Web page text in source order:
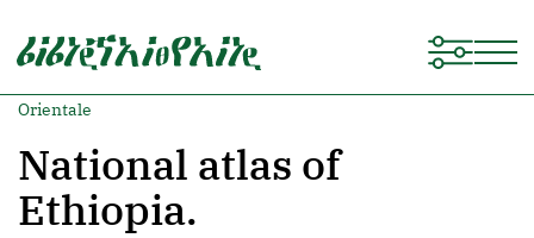
Orientale
National atlas of
Ethiopia.